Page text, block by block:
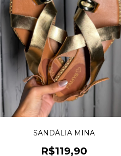
SANDÁLIA MINA
R$119,90